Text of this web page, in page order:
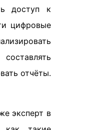
доступ к
цифровые
отчёты.
эксперт в